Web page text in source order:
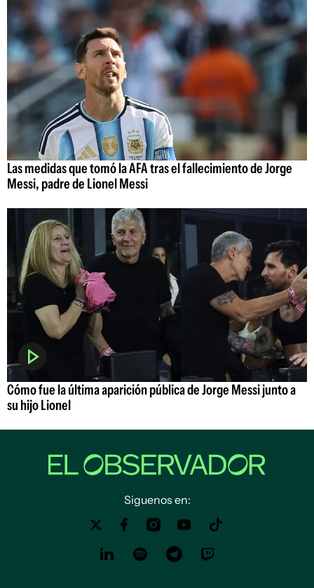
Las medidas que tomó la AFA tras el fallecimiento de Jorge
Messi, padre de Lionel Messi
Cómo fue la última aparición pública de Jorge Messi junto a
su hijo Lionel
Siguenos en: